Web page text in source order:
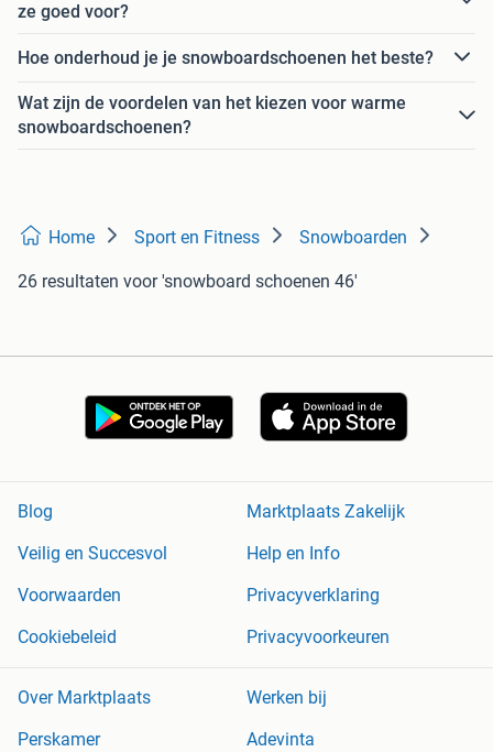
ze goed voor?
Hoe onderhoud je je snowboardschoenen het beste?
Wat zijn de voordelen van het kiezen voor warme
snowboardschoenen?
Home Sport en Fitness Snowboarden
26 resultaten voor 'snowboard schoenen 46'
Blog
Marktplaats Zakelijk
Veilig en Succesvol
Help en Info
Voorwaarden
Privacyverklaring
Cookiebeleid
Privacyvoorkeuren
Over Marktplaats
Werken bij
Perskamer
Adevinta